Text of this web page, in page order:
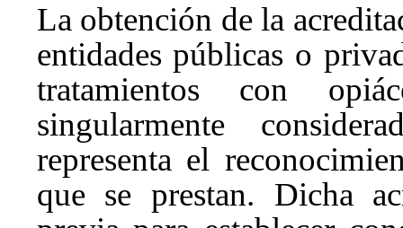
La obtención de la
entidades públicas o
tratamientos con
singularmente
representa el
que se prestan. Dicha